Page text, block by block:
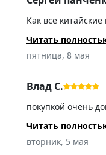
Как все
Читать
пятница, 8 мая
Влад С.
покупкой очень
Читать
вторник, 5 мая